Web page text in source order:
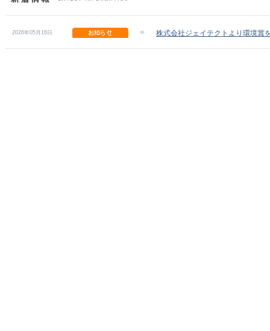
2026年05月16日 株式会社ジェイテクトより環境賞